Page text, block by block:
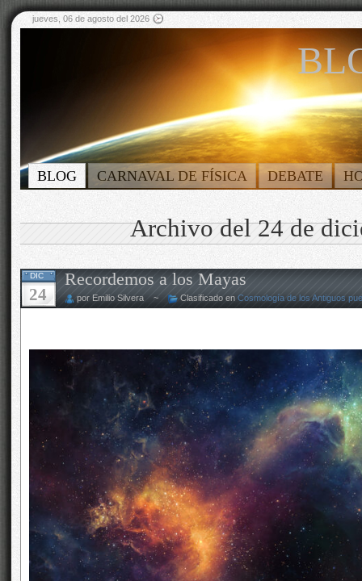
jueves, 06 de agosto del 2026
BLOG CARNAVAL DE FÍSICA DEBATE
Archivo del 24 de
DIC
24
Recordemos a los Mayas
por Emilio Silvera ~ Clasificado en Cosmología de los Antiguos